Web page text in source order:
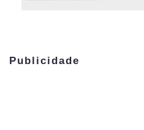
Publicidade